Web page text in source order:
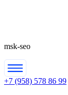
msk-seo
+7 (958) 578 86 99